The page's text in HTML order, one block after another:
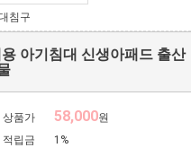
침구
아기침대 신생아패드 출산
상품가 58,000원
적립금
1%